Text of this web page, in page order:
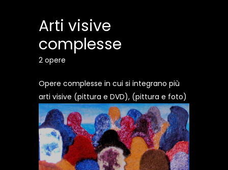
Arti visive
complesse
2 opere
Opere complesse in cui si integrano più
arti visive (pittura e DVD), (pittura e foto)